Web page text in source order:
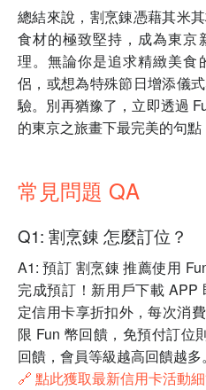
總結來說，割烹錬憑藉其米
食材的極致堅持，成為東京
理。無論你是追求精緻美食
侶，或想為特殊節日增添儀
驗。別再猶豫了，立即透過
的東京之旅畫下最完美的句點
常見問題 QA
Q1: 割烹錬 怎麼訂位？
A1: 預訂 割烹錬 推薦使用
完成預訂！新用戶下載 APP
定信用卡享折扣外，每次消
限 Fun 幣回饋，免預付訂位
回饋，會員等級越高回饋越多。
🔗 點此獲取最新信用卡活動